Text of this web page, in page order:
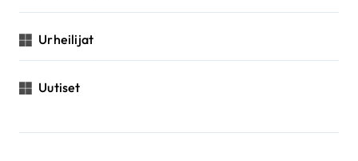
Urheilijat
Uutiset